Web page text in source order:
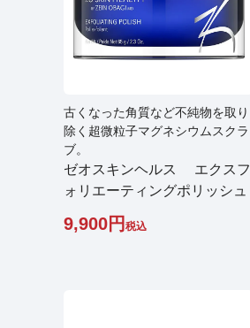
古くなった角質など不純物を取り
除く超微粒子マグネシウムスクラ
ブ。
ゼオスキンヘルス エクスフ
ォリエーティングポリッシュ
9,900 税込